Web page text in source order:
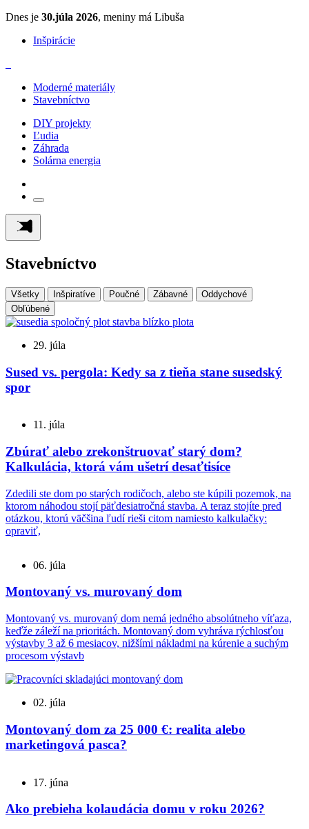
Dnes je 30.júla 2026, meniny má Libuša
Inšpirácie
Moderné materiály
Stavebníctvo
DIY projekty
Ľudia
Záhrada
Solárna energia
Stavebníctvo
Všetky Inšpiratíve Poučné Zábavné
Oddychové
Obľúbené
29. júla
Sused vs. pergola: Kedy sa z tieňa stane susedský
spor
11. júla
Zbúrať alebo zrekonštruovať starý dom?
Kalkulácia, ktorá vám ušetrí desaťtisíce
Zdedili ste dom po starých rodičoch, alebo ste kúpili pozemok, na
ktorom náhodou stojí päťdesiatročná stavba. A teraz stojíte pred
otázkou, ktorú väčšina ľudí rieši citom namiesto kalkulačky:
opraviť,
06. júla
Montovaný vs. murovaný dom
Montovaný vs. murovaný dom nemá jedného absolútneho víťaza,
keďže záleží na prioritách. Montovaný dom vyhráva rýchlosťou
výstavby 3 až 6 mesiacov, nižšími nákladmi na kúrenie a suchým
procesom výstavb
02. júla
Montovaný dom za 25 000 €: realita alebo
marketingová pasca?
17. júna
Ako prebieha kolaudácia domu v roku 2026?